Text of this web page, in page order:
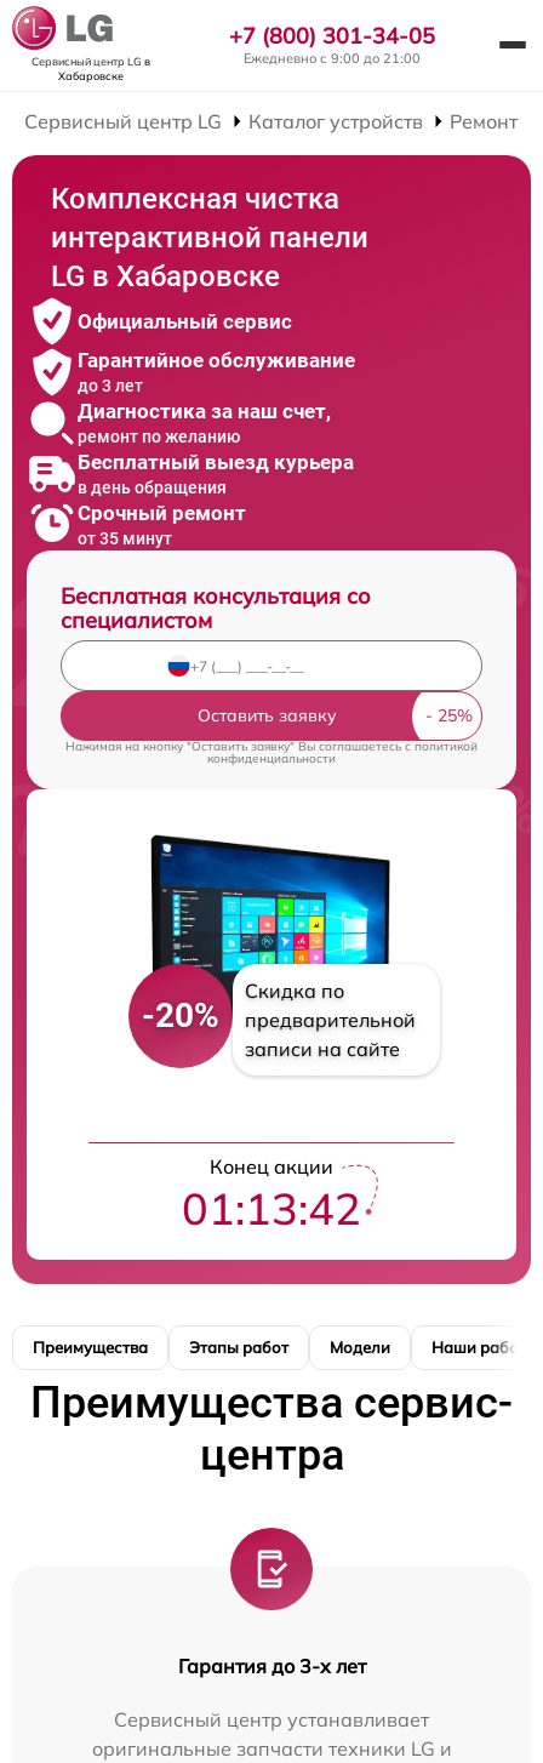
Сервисный центр LG в
Хабаровске
+7 (800) 301-34-05
Ежедневно с 9:00 до 21:00
Сервисный центр LG Каталог устройств Ремонт
Комплексная чистка
интерактивной панели
LG в Хабаровске
Официальный сервис
Гарантийное обслуживание
до 3 лет
Диагностика за наш счет,
ремонт по желанию
Бесплатный выезд курьера
в день обращения
Срочный ремонт
от 35 минут
Бесплатная консультация со
специалистом
Оставить заявку
Нажимая на кнопку "Оставить заявку" Вы соглашаетесь cполитикой
конфиденциальности
-20%
Скидка по
предварительной
записи на сайте
Конец акции
01:13:41
Преимущества Этапы работ Модели Наши работы
Преимущества сервис-
центра
Гарантия до 3-х лет
Сервисный центр устанавливает
оригинальные запчасти техники LG и